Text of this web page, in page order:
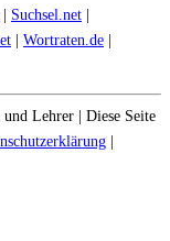
Suchsel.net
Wortraten.de
Lehrer | Diese Seite